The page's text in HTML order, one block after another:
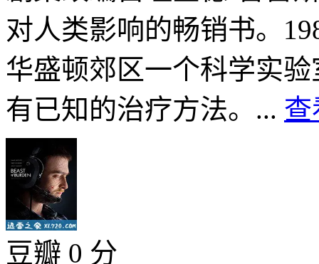
对人类影响的畅销书。
华盛顿郊区一个科学实
有已知的治疗方法。... 查
豆瓣 0 分